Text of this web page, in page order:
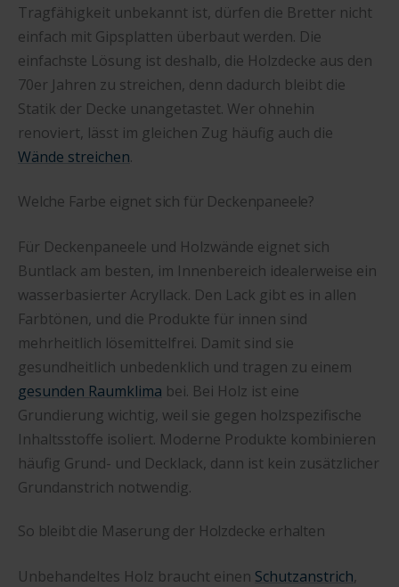
Tragfähigkeit unbekannt ist, dürfen die Bretter nicht
einfach mit Gipsplatten überbaut werden. Die
einfachste Lösung ist deshalb, die Holzdecke aus den
70er Jahren zu streichen, denn dadurch bleibt die
Statik der Decke unangetastet. Wer ohnehin
renoviert, lässt im gleichen Zug häufig auch die
Wände streichen.
Welche Farbe eignet sich für Deckenpaneele?
Für Deckenpaneele und Holzwände eignet sich
Buntlack am besten, im Innenbereich idealerweise ein
wasserbasierter Acryllack. Den Lack gibt es in allen
Farbtönen, und die Produkte für innen sind
mehrheitlich lösemittelfrei. Damit sind sie
gesundheitlich unbedenklich und tragen zu einem
gesunden Raumklima bei. Bei Holz ist eine
Grundierung wichtig, weil sie gegen holzspezifische
Inhaltsstoffe isoliert. Moderne Produkte kombinieren
häufig Grund- und Decklack, dann ist kein zusätzlicher
Grundanstrich notwendig.
So bleibt die Maserung der Holzdecke erhalten
Unbehandeltes Holz braucht einen Schutzanstrich,